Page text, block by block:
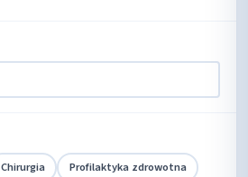
Chirurgia
Profilaktyka zdrowotna